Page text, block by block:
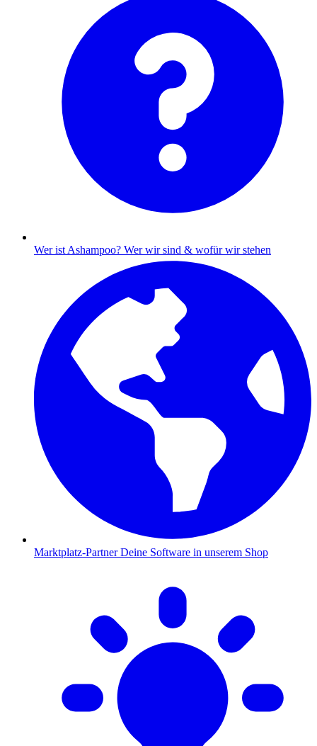
Wer ist Ashampoo? Wer wir sind & wofür wir stehen
Marktplatz-Partner Deine Software in unserem Shop